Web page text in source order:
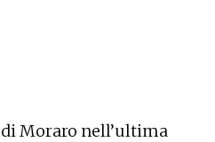
Moraro nell’ultima